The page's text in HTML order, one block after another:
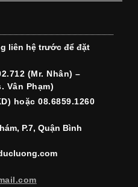
er T
u
b
e
T
u
b
e
h
liên hệ trước để đặt
(Mr. Nhân) –
Vân Phạm)
hoặc 08.6859.1260
P.7, Quận Bình